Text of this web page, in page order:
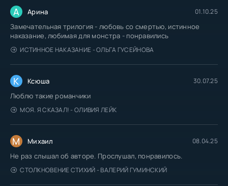
А Арина 01.10.25
Замечательная трилогия - любовь со смертью, истинное
наказание, любимая для монстра - понравились
ИСТИННОЕ НАКАЗАНИЕ - ОЛЬГА ГУСЕЙНОВА
К Ксюша 30.07.25
Люблю такие романчики
МОЯ. Я СКАЗАЛ! - ОЛИВИЯ ЛЕЙК
М Михаил 08.04.25
Не раз слышал об авторе. Прослушал, понравилось.
СТОЛКНОВЕНИЕ СТИХИЙ - ВАЛЕРИЙ ГУМИНСКИЙ